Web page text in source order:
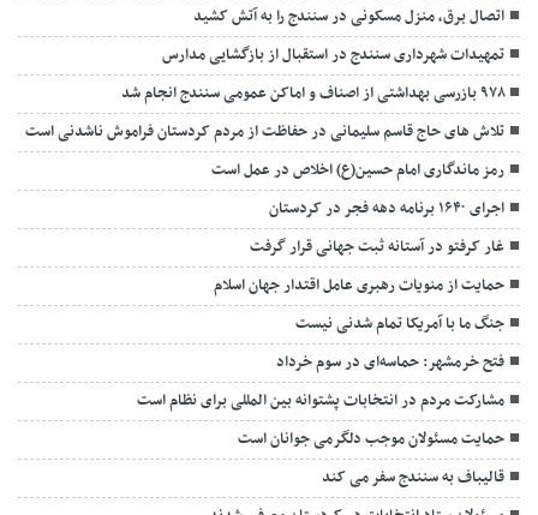
اتصال برق، منزل مسکونی در سنندج را به آتش کشید
تمهیدات شهرداری سنندج در استقبال از بازگشایی مدارس
۹۷۸ بازرسی بهداشتی از اصناف و اماکن عمومی سنندج انجام شد
تلاش های حاج قاسم سلیمانی در حفاظت از مردم کردستان فراموش ناشدنی است
رمز ماندگاری امام حسین(ع) اخلاص در عمل است
اجرای ۱۶۴۰ برنامه دهه فجر در کردستان
غار کرفتو در آستانه ثبت جهانی قرار گرفت
حمایت از منویات رهبری عامل اقتدار جهان اسلام
جنگ ما با آمریکا تمام شدنی نیست
فتح خرمشهر: حماسه‌ای در سوم خرداد
مشارکت مردم در انتخابات پشتوانه بین المللی برای نظام است
حمایت مسئولان موجب دلگرمی جوانان است
قالیباف به سنندج سفر می کند